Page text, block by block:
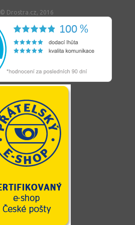
© Drostra.cz, 2016